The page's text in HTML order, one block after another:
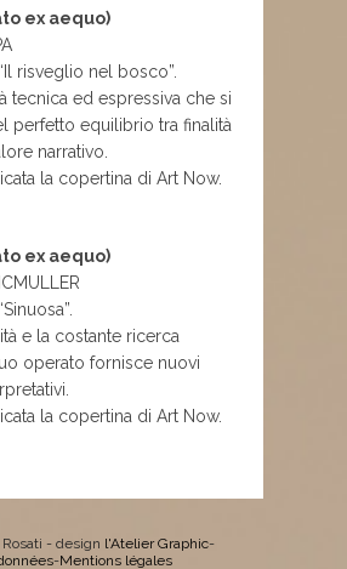
ex aequo)
risveglio nel bosco”.
tecnica ed espressiva che si
perfetto equilibrio tra finalità
narrativo.
la copertina di Art Now.
ex aequo)
e la costante ricerca
operato fornisce nuovi
la copertina di Art Now.
- design l'Atelier Graphic-
-Mentions légales